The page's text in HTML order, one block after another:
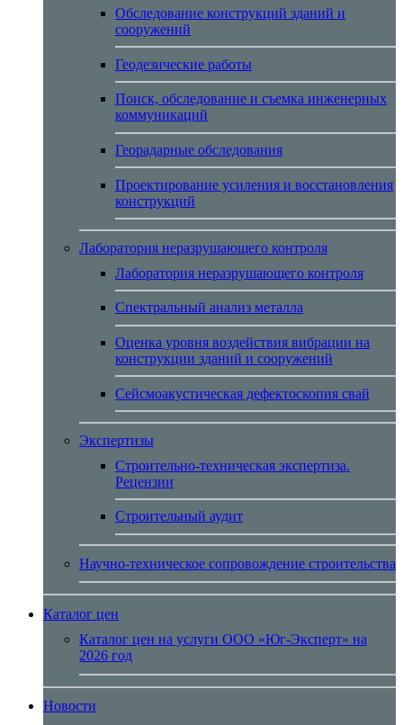
Обследование конструкций зданий и
сооружений
Геодезические работы
Поиск, обследование и съемка инженерных
коммуникаций
Георадарные обследования
Проектирование усиления и восстановления
конструкций
Лаборатория неразрушающего контроля
Лаборатория неразрушающего контроля
Спектральный анализ металла
Оценка уровня воздействия вибрации на
конструкции зданий и сооружений
Сейсмоакустическая дефектоскопия свай
Экспертизы
Строительно-техническая экспертиза.
Рецензии
Строительный аудит
Научно-техническое сопровождение строительства
Каталог цен
Каталог цен на услуги ООО «Юг-Эксперт» на
2026 год
Новости